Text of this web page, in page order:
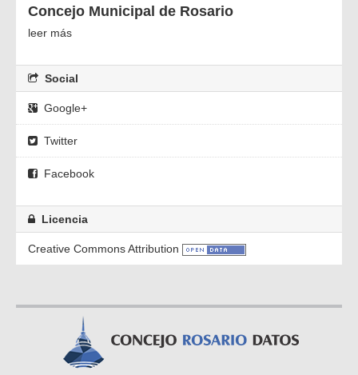
Concejo Municipal de Rosario
leer más
Social
Google+
Twitter
Facebook
Licencia
Creative Commons Attribution